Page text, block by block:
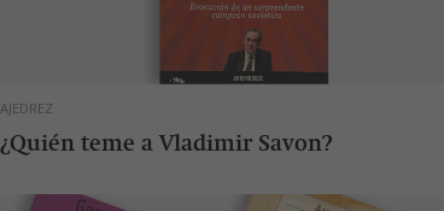
AJEDREZ
¿Quién teme a Vladimir Savon?